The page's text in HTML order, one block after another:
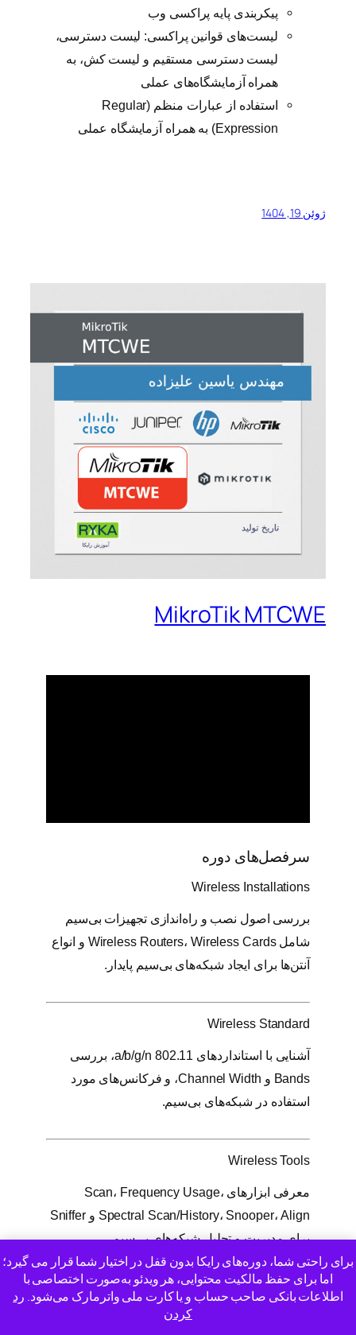
برای راحتی شما، دوره‌های رایکا بدون قفل در اختیار شما قرار می گیرد؛
اما برای حفظ مالکیت محتوایی، هر ویدئو به‌صورت اختصاصی با
اطلاعات بانکی صاحب حساب و یا کارت ملی واترمارک می‌شود. رد
کردن
پیکربندی پایه پراکسی وب
لیست‌های قوانین پراکسی: لیست دسترسی،
لیست دسترسی مستقیم و لیست کش، به
همراه آزمایشگاه‌های عملی
استفاده از عبارات منظم (Regular
Expression) به همراه آزمایشگاه عملی
ژوئن 19, 1404
MikroTik MTCWE
سرفصل‌های دوره
Wireless Installations
بررسی اصول نصب و راه‌اندازی تجهیزات بی‌سیم
شامل Wireless Routers، Wireless Cards و انواع
آنتن‌ها برای ایجاد شبکه‌های بی‌سیم پایدار.
Wireless Standard
آشنایی با استانداردهای 802.11 a/b/g/n، بررسی
Bands و Channel Width، و فرکانس‌های مورد
استفاده در شبکه‌های بی‌سیم.
Wireless Tools
معرفی ابزارهای Scan، Frequency Usage،
Spectral Scan/History، Snooper، Align و Sniffer
برای مدیریت و تحلیل شبکه‌های بی‌سیم.
Wireless Troubleshooting